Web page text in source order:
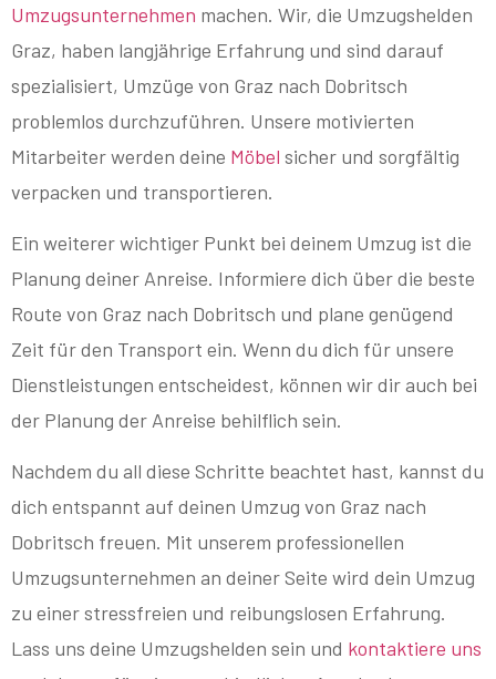
Umzugsunternehmen machen. Wir, die Umzugshelden
Graz, haben langjährige Erfahrung und sind darauf
spezialisiert, Umzüge von Graz nach Dobritsch
problemlos durchzuführen. Unsere motivierten
Mitarbeiter werden deine Möbel sicher und sorgfältig
verpacken und transportieren.
Ein weiterer wichtiger Punkt bei deinem Umzug ist die
Planung deiner Anreise. Informiere dich über die beste
Route von Graz nach Dobritsch und plane genügend
Zeit für den Transport ein. Wenn du dich für unsere
Dienstleistungen entscheidest, können wir dir auch bei
der Planung der Anreise behilflich sein.
Nachdem du all diese Schritte beachtet hast, kannst du
dich entspannt auf deinen Umzug von Graz nach
Dobritsch freuen. Mit unserem professionellen
Umzugsunternehmen an deiner Seite wird dein Umzug
zu einer stressfreien und reibungslosen Erfahrung.
Lass uns deine Umzugshelden sein und kontaktiere uns